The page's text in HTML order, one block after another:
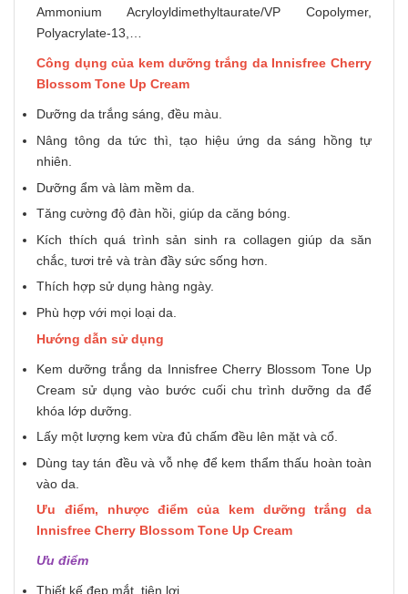
Ammonium Acryloyldimethyltaurate/VP Copolymer,
Polyacrylate-13,…
Công dụng của kem dưỡng trắng da Innisfree Cherry
Blossom Tone Up Cream
Dưỡng da trắng sáng, đều màu.
Nâng tông da tức thì, tạo hiệu ứng da sáng hồng tự
nhiên.
Dưỡng ẩm và làm mềm da.
Tăng cường độ đàn hồi, giúp da căng bóng.
Kích thích quá trình sản sinh ra collagen giúp da săn
chắc, tươi trẻ và tràn đầy sức sống hơn.
Thích hợp sử dụng hàng ngày.
Phù hợp với mọi loại da.
Hướng dẫn sử dụng
Kem dưỡng trắng da Innisfree Cherry Blossom Tone Up
Cream sử dụng vào bước cuối chu trình dưỡng da để
khóa lớp dưỡng.
Lấy một lượng kem vừa đủ chấm đều lên mặt và cổ.
Dùng tay tán đều và vỗ nhẹ để kem thẩm thấu hoàn toàn
vào da.
Ưu điểm, nhược điểm của kem dưỡng trắng da
Innisfree Cherry Blossom Tone Up Cream
Ưu điểm
Thiết kế đẹp mắt, tiện lợi.